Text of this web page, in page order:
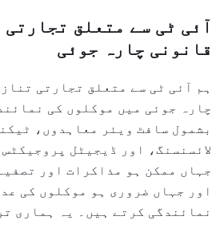
آئی ٹی سے متعلق تجارتی
قانونی چارہ جوئی
ہم آئی ٹی سے متعلق تجارتی
چارہ جوئی میں موکلوں کی
بشمول سافٹ ویئر معاہدوں،
لائسنسنگ، اور ڈیجیٹل
جہاں ممکن ہو مذاکرات اور
اور جہاں ضروری ہو موکلوں کی
نمائندگی کرتے ہیں۔ یہ ہماری